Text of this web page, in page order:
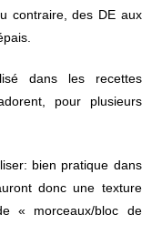
contraire, des DE aux
dans les recettes
pour plusieurs
bien pratique dans
donc une texture
« morceaux/bloc de